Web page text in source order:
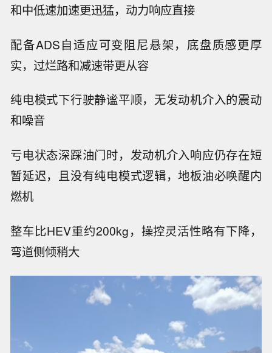
和中低速加速更迅猛，动力响应直接
配备ADS自适应可变阻尼悬架，底盘质感更厚
实，过烂路和减速带更从容
纯电模式下行驶静谧平顺，无发动机介入的震动
和噪音
亏电状态深踩油门时，发动机介入响应仍存在短
暂延迟，且没有纯电模式逻辑，地板油必唤醒内
燃机
整车比HEV重约200kg，操控灵活性略有下降，
弯道侧倾稍大